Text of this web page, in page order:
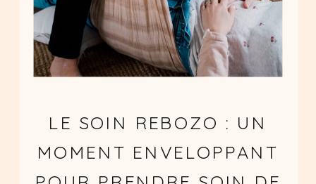
LE SOIN REBOZO : UN
MOMENT ENVELOPPANT